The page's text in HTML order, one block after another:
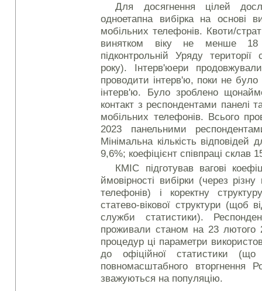
Для досягнення цілей
одноетапна вибірка на основі
мобільних телефонів. Квоти/
винятком віку не менше
підконтрольній Уряду
року). Інтерв'юери
проводити інтерв'ю, поки не
інтерв'ю. Було зроблено
контакт з респондентами панелі
мобільних телефонів. Всього
2023 панельними
Мінімальна кількість відповідей
9,6%; коефіцієнт співпраці склав
КМІС підготував вагові
ймовірності вибірки (через різну
телефонів) і коректну
статево-вікової структури (щоб
служби статистики).
проживали станом на 23 лютого
процедур ці параметри
до офіційної статистики
повномасштабного вторгнення
зважуються на популяцію.